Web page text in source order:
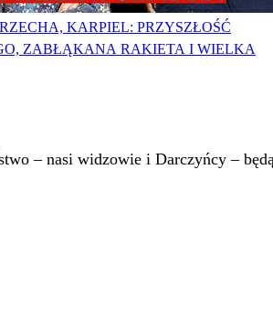
KARPIEL: PRZYSZŁOŚĆ
ZABŁĄKANA RAKIETA I WIELKA
– nasi widzowie i Darczyńcy –